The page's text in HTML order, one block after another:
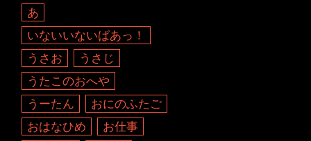
あ
いないいないばあっ！
うさお
うさじ
うたこのおへや
うーたん
おにのふたご
おはなひめ
お仕事